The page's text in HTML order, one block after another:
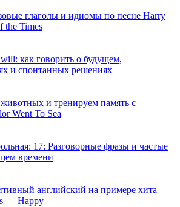
глаголы и идиомы по песне Harry
the Times
как говорить о будущем,
и спонтанных решениях
и тренируем память с
Went To Sea
17: Разговорные фразы и частые
времени
английский на примере хита
— Happy